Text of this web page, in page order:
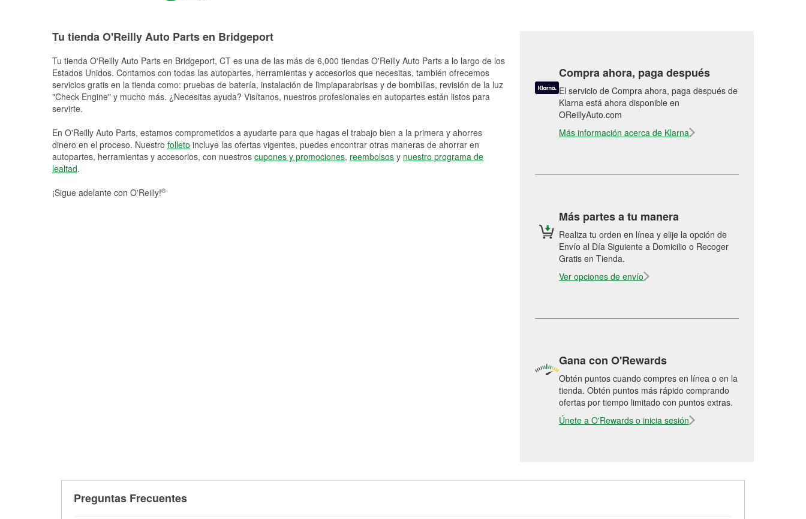
Tu tienda O'Reilly Auto Parts en Bridgeport
Tu tienda O'Reilly Auto Parts en Bridgeport, CT es una de las más de 6,000 tiendas O'Reilly Auto Parts a lo largo de los
Estados Unidos. Contamos con todas las autopartes, herramientas y accesorios que necesitas, también ofrecemos
servicios gratis en la tienda como: pruebas de batería, instalación de limpiaparabrisas y de bombillas, revisión de la luz
"Check Engine" y mucho más. ¿Necesitas ayuda? Visítanos, nuestros profesionales en autopartes están listos para
servirte.
En O'Reilly Auto Parts, estamos comprometidos a ayudarte para que hagas el trabajo bien a la primera y ahorres
dinero en el proceso. Nuestro folleto incluye las ofertas vigentes, puedes encontrar otras maneras de ahorrar en
autopartes, herramientas y accesorios, con nuestros cupones y promociones, reembolsos y nuestro programa de
lealtad.
¡Sigue adelante con O'Reilly!®
Compra ahora, paga después
El servicio de Compra ahora, paga después de
Klarna está ahora disponible en
OReillyAuto.com
Más información acerca de Klarna
Más partes a tu manera
Realiza tu orden en línea y elije la opción de
Envío al Día Siguiente a Domicilio o Recoger
Gratis en Tienda.
Ver opciones de envío
Gana con O'Rewards
Obtén puntos cuando compres en línea o en la
tienda. Obtén puntos más rápido comprando
ofertas por tiempo limitado con puntos extras.
Únete a O'Rewards o inicia sesión
Preguntas Frecuentes